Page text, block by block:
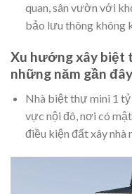
quan, sân vườn với
bảo lưu thông không
Xu hướng xây biệt
những năm gần đây
Nhà biệt thự mini 1
vực nội đô, nơi có
điều kiện đất xây nhà